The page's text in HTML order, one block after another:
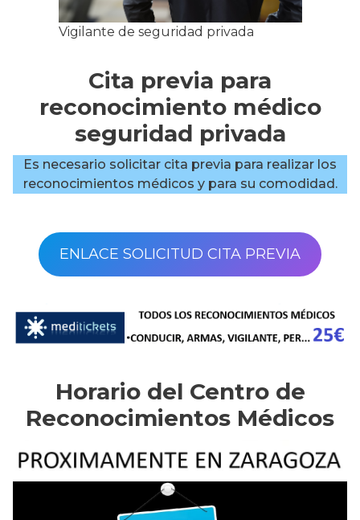
Vigilante de seguridad privada
Cita previa para
reconocimiento médico
seguridad privada
Es necesario solicitar cita previa para realizar los
reconocimientos médicos y para su comodidad.
ENLACE SOLICITUD CITA PREVIA
Horario del Centro de
Reconocimientos Médicos